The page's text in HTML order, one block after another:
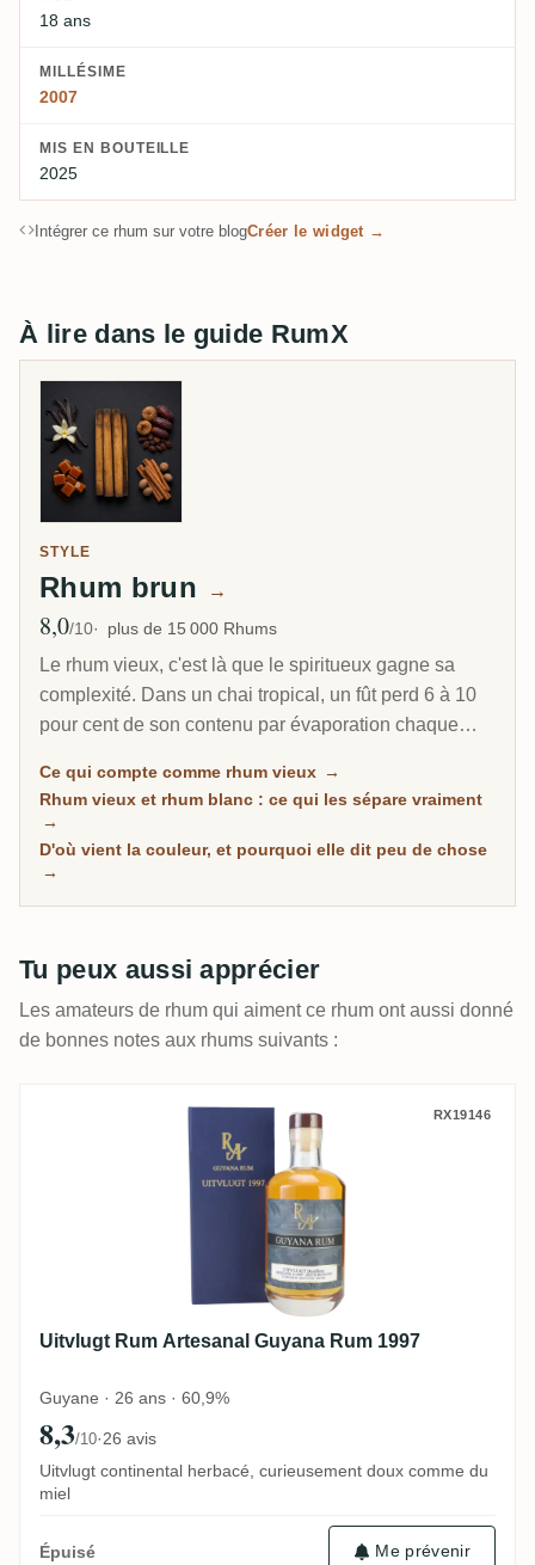
18 ans
MILLÉSIME
2007
MIS EN BOUTEILLE
2025
Intégrer ce rhum sur votre blogCréer le widget →
À lire dans le guide RumX
STYLE
Rhum brun →
Note moyenne
8,0/10 plus de 15 000 Rhums
Le rhum vieux, c'est là que le spiritueux gagne sa
complexité. Dans un chai tropical, un fût perd 6 à 10
pour cent de son contenu par évaporation chaque
peut sembler plus profond qu'un scotch de 20 ans.
Cette page rassemble tous les rhums de RumX qui
ont passé un vrai séjour sous bois, avec les notes de
la communauté pour distinguer les rhums vraiment
mûrs des rhums simplement foncés.
Ce qui compte comme rhum vieux →
Rhum vieux et rhum blanc : ce qui les sépare vraiment
→
D'où vient la couleur, et pourquoi elle dit peu de chose
→
Tu peux aussi apprécier
Les amateurs de rhum qui aiment ce rhum ont aussi donné
de bonnes notes aux rhums suivants :
Uitvlugt Rum Artesanal Guyana Rum 1997
RX19146
Uitvlugt Rum Artesanal Guyana Rum 1997
Guyane · 26 ans · 60,9%
8,3/10·26 avis
Uitvlugt continental herbacé, curieusement doux comme du
miel
Épuisé Me prévenir